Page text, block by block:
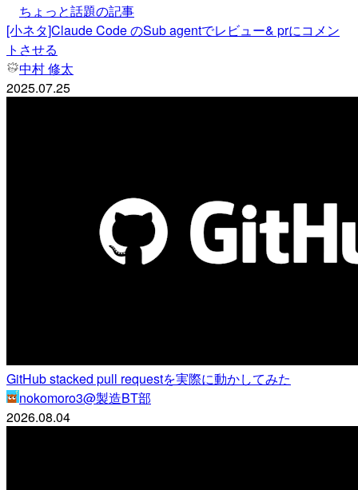
ちょっと話題の記事
[小ネタ]Claude Code のSub agentでレビュー& prにコメン
トさせる
中村 修太
2025.07.25
GitHub stacked pull requestを実際に動かしてみた
nokomoro3@製造BT部
2026.08.04